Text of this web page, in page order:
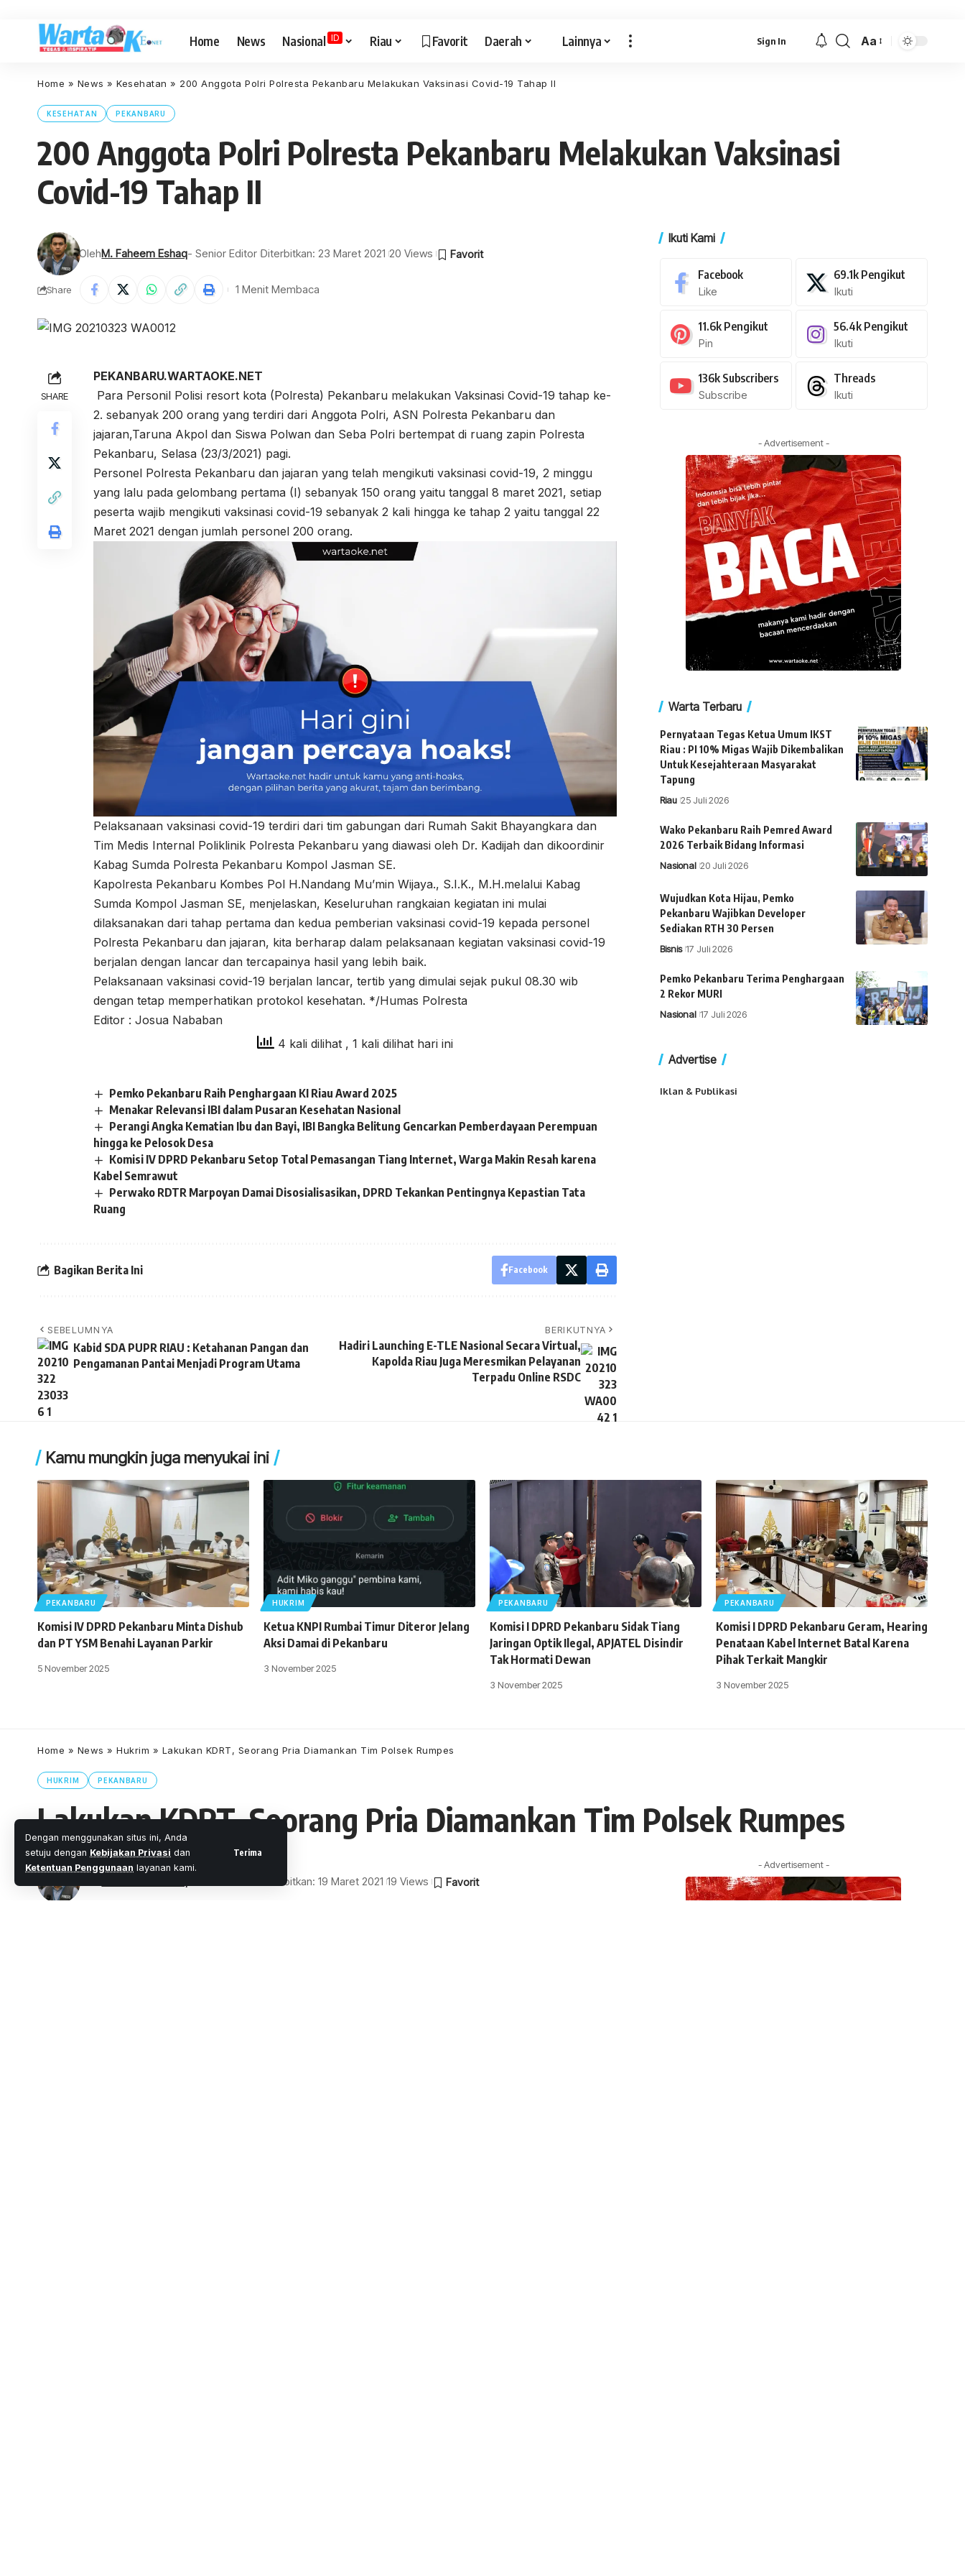
Dengan menggunakan situs ini, Anda
setuju dengan Kebijakan Privasi dan
Ketentuan Penggunaan layanan kami.
Terima
Home News Nasional ID Riau Favorit Daerah Lainnya Sign In
Font
Aa
Home » News » Kesehatan » 200 Anggota Polri Polresta Pekanbaru Melakukan Vaksinasi Covid-19 Tahap II
KESEHATAN PEKANBARU
200 Anggota Polri Polresta Pekanbaru Melakukan Vaksinasi
Covid-19 Tahap II
OlehM. Faheem Eshaq- Senior Editor Diterbitkan: 23 Maret 2021 20 Views
Share 1 Menit Membaca
SHARE
PEKANBARU.WARTAOKE.NET
Para Personil Polisi resort kota (Polresta) Pekanbaru melakukan Vaksinasi Covid-19 tahap ke-
2. sebanyak 200 orang yang terdiri dari Anggota Polri, ASN Polresta Pekanbaru dan
jajaran,Taruna Akpol dan Siswa Polwan dan Seba Polri bertempat di ruang zapin Polresta
Pekanbaru, Selasa (23/3/2021) pagi.
Personel Polresta Pekanbaru dan jajaran yang telah mengikuti vaksinasi covid-19, 2 minggu
yang lalu pada gelombang pertama (I) sebanyak 150 orang yaitu tanggal 8 maret 2021, setiap
peserta wajib mengikuti vaksinasi covid-19 sebanyak 2 kali hingga ke tahap 2 yaitu tanggal 22
Maret 2021 dengan jumlah personel 200 orang.
Pelaksanaan vaksinasi covid-19 terdiri dari tim gabungan dari Rumah Sakit Bhayangkara dan
Tim Medis Internal Poliklinik Polresta Pekanbaru yang diawasi oleh Dr. Kadijah dan dikoordinir
Kabag Sumda Polresta Pekanbaru Kompol Jasman SE.
Kapolresta Pekanbaru Kombes Pol H.Nandang Mu’min Wijaya., S.I.K., M.H.melalui Kabag
Sumda Kompol Jasman SE, menjelaskan, Keseluruhan rangkaian kegiatan ini mulai
dilaksanakan dari tahap pertama dan kedua pemberian vaksinasi covid-19 kepada personel
Polresta Pekanbaru dan jajaran, kita berharap dalam pelaksanaan kegiatan vaksinasi covid-19
berjalan dengan lancar dan tercapainya hasil yang lebih baik.
Pelaksanaan vaksinasi covid-19 berjalan lancar, tertib yang dimulai sejak pukul 08.30 wib
dengan tetap memperhatikan protokol kesehatan. */Humas Polresta
Editor : Josua Nababan
4 kali dilihat , 1 kali dilihat hari ini
Pemko Pekanbaru Raih Penghargaan KI Riau Award 2025
Menakar Relevansi IBI dalam Pusaran Kesehatan Nasional
Perangi Angka Kematian Ibu dan Bayi, IBI Bangka Belitung Gencarkan Pemberdayaan Perempuan
hingga ke Pelosok Desa
Komisi IV DPRD Pekanbaru Setop Total Pemasangan Tiang Internet, Warga Makin Resah karena
Kabel Semrawut
Perwako RDTR Marpoyan Damai Disosialisasikan, DPRD Tekankan Pentingnya Kepastian Tata
Ruang
Bagikan Berita Ini Facebook
SEBELUMNYA
Kabid SDA PUPR RIAU : Ketahanan Pangan dan
Pengamanan Pantai Menjadi Program Utama
BERIKUTNYA
Hadiri Launching E-TLE Nasional Secara Virtual,
Kapolda Riau Juga Meresmikan Pelayanan
Terpadu Online RSDC
Ikuti Kami
Facebook
Like
69.1k Pengikut
Ikuti
11.6k Pengikut
Pin
56.4k Pengikut
Ikuti
136k Subscribers
Subscribe
Threads
Ikuti
- Advertisement -
Warta Terbaru
Pernyataan Tegas Ketua Umum IKST
Riau : PI 10% Migas Wajib Dikembalikan
Untuk Kesejahteraan Masyarakat
Tapung
Riau 25 Juli 2026
Wako Pekanbaru Raih Pemred Award
2026 Terbaik Bidang Informasi
Nasional 20 Juli 2026
Wujudkan Kota Hijau, Pemko
Pekanbaru Wajibkan Developer
Sediakan RTH 30 Persen
Bisnis 17 Juli 2026
Pemko Pekanbaru Terima Penghargaan
2 Rekor MURI
Nasional 17 Juli 2026
Advertise
Iklan & Publikasi
Kamu mungkin juga menyukai ini
PEKANBARU
Komisi IV DPRD Pekanbaru Minta Dishub
dan PT YSM Benahi Layanan Parkir
5 November 2025
HUKRIM
Ketua KNPI Rumbai Timur Diteror Jelang
Aksi Damai di Pekanbaru
3 November 2025
PEKANBARU
Komisi I DPRD Pekanbaru Sidak Tiang
Jaringan Optik Ilegal, APJATEL Disindir
Tak Hormati Dewan
3 November 2025
PEKANBARU
Komisi I DPRD Pekanbaru Geram, Hearing
Penataan Kabel Internet Batal Karena
Pihak Terkait Mangkir
3 November 2025
Home » News » Hukrim » Lakukan KDRT, Seorang Pria Diamankan Tim Polsek Rumpes
HUKRIM PEKANBARU
Lakukan KDRT, Seorang Pria Diamankan Tim Polsek Rumpes
Diterbitkan: 19 Maret 2021 19 Views
- Advertisement -